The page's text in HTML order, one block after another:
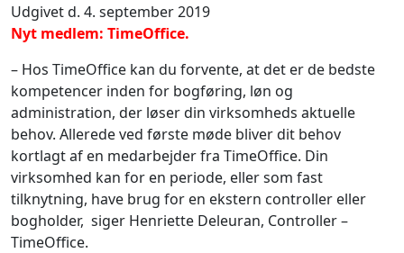
Udgivet d. 4. september 2019
Nyt medlem: TimeOffice.
– Hos TimeOffice kan du forvente, at det er de bedste
kompetencer inden for bogføring, løn og
administration, der løser din virksomheds aktuelle
behov. Allerede ved første møde bliver dit behov
kortlagt af en medarbejder fra TimeOffice. Din
virksomhed kan for en periode, eller som fast
tilknytning, have brug for en ekstern controller eller
bogholder, siger Henriette Deleuran, Controller –
TimeOffice.